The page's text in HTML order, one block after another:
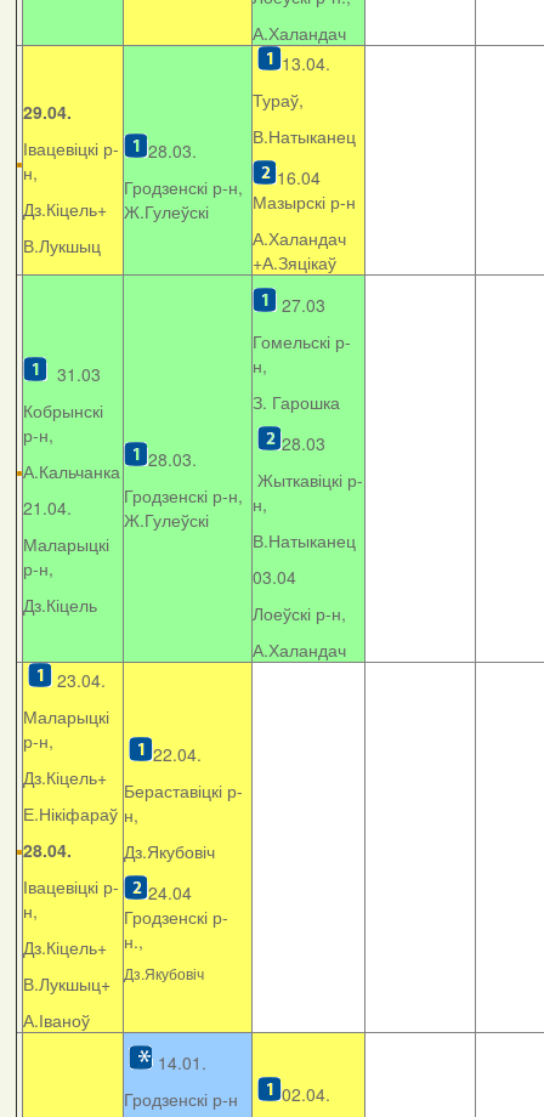
А.Халандач
29.04.
Івацевіцкі р-
н,
Дз.Кіцель+
В.Лукшыц
28.03.
Гродзенскі р-н,
Ж.Гулеўскі
13.04.
Тураў,
В.Натыканец
16.04
Мазырскі р-н
А.Халандач
+А.Зяцікаў
31.03
Кобрынскі
р-н,
А.Кальчанка
21.04.
Маларыцкі
р-н,
Дз.Кіцель
28.03.
Гродзенскі р-н,
Ж.Гулеўскі
27.03
Гомельскі р-
н,
З. Гарошка
28.03
Жыткавіцкі р-
н,
В.Натыканец
03.04
Лоеўскі р-н,
А.Халандач
23.04.
Маларыцкі
р-н,
Дз.Кіцель+
Е.Нікіфараў
28.04.
Івацевіцкі р-
н,
Дз.Кіцель+
В.Лукшыц+
А.Іваноў
22.04.
Бераставіцкі р-
н,
Дз.Якубовіч
24.04
Гродзенскі р-
н.,
Дз.Якубовіч
14.01.
Гродзенскі р-н
02.04.